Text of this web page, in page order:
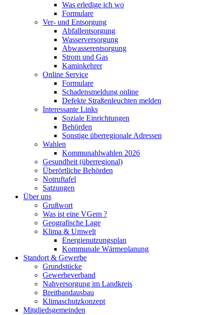
Was erledige ich wo
Formulare
Ver- und Entsorgung
Abfallentsorgung
Wasserversorgung
Abwasserentsorgung
Strom und Gas
Kaminkehrer
Online Service
Formulare
Schadensmeldung online
Defekte Straßenleuchten melden
Interessante Links
Soziale Einrichtungen
Behörden
Sonstige überregionale Adressen
Wahlen
Kommunahlwahlen 2026
Gesundheit (überregional)
Überörtliche Behörden
Notruftafel
Satzungen
Über uns
Grußwort
Was ist eine VGem ?
Geografische Lage
Klima & Umwelt
Energienutzungsplan
Kommunale Wärmeplanung
Standort & Gewerbe
Grundstücke
Gewerbeverband
Nahversorgung im Landkreis
Breitbandausbau
Klimaschutzkonzept
Mitgliedsgemeinden